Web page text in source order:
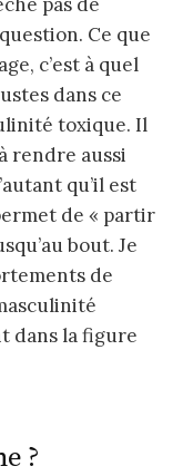
Ce que
c’est à quel
dans ce
toxique. Il
rendre aussi
qu’il est
de « partir
bout. Je
de
dans la figure
?